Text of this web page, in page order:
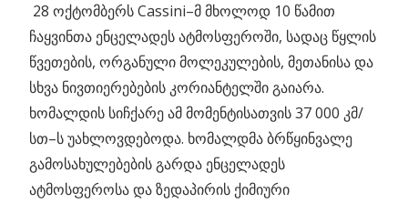
28 ოქტომბერს Cassini–მ მხოლოდ 10 წამით
ჩაყვინთა ენცელადეს ატმოსფეროში, სადაც წყლის
წვეთების, ორგანული მოლეკულების, მეთანისა და
სხვა ნივთიერებების კორიანტელში გაიარა.
ხომალდის სიჩქარე ამ მომენტისათვის 37 000 კმ/
სთ–ს უახლოვდებოდა. ხომალდმა ბრწყინვალე
გამოსახულებების გარდა ენცელადეს
ატმოსფეროსა და ზედაპირის ქიმიური